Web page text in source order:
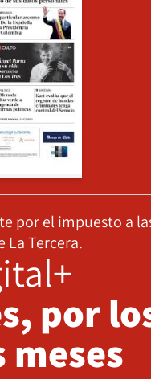
por el impuesto a
La Tercera.
por